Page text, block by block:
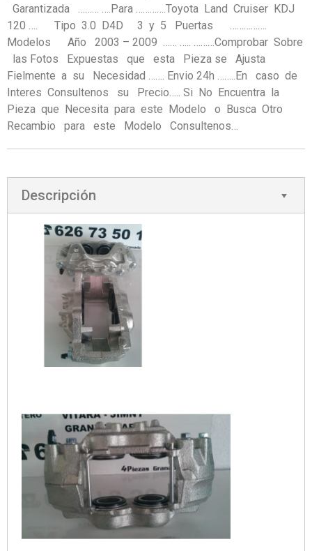
Garantizada ……… ….Para ………….Toyota Land Cruiser KDJ
120 …. Tipo 3.0 D4D 3 y 5 Puertas …………….
Modelos Año 2003 – 2009 …… ….. ………Comprobar Sobre
las Fotos Expuestas que esta Pieza se Ajusta
Fielmente a su Necesidad ……. Envio 24h ……..En caso de
Interes Consultenos su Precio….. Si No Encuentra la
Pieza que Necesita para este Modelo o Busca Otro
Recambio para este Modelo Consultenos…
Descripción